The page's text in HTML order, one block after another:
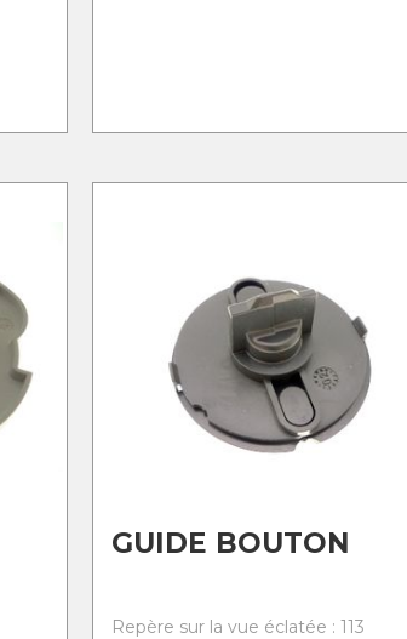
GUIDE BOUTON
Repère sur la vue éclatée : 113